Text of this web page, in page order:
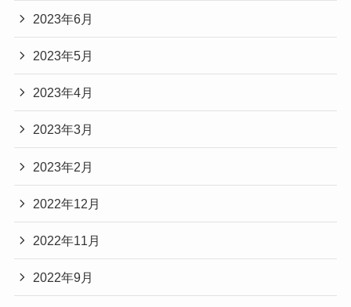
2023年6月
2023年5月
2023年4月
2023年3月
2023年2月
2022年12月
2022年11月
2022年9月